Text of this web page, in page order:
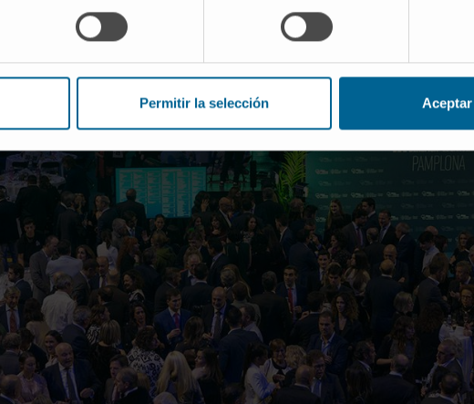
Permitir la selección
en Pamplona y en Madrid y es una de las principales
del
Cancer Center Clínica Universidad de Navarra
para pacientes oncopediátricos.